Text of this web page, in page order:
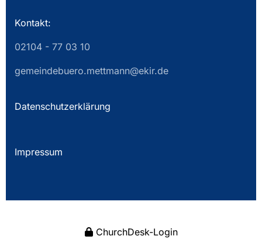
Kontakt:
02104 - 77 03 10
gemeindebuero.mettmann@ekir.de
Datenschutzerklärung
Impressum
ChurchDesk-Login